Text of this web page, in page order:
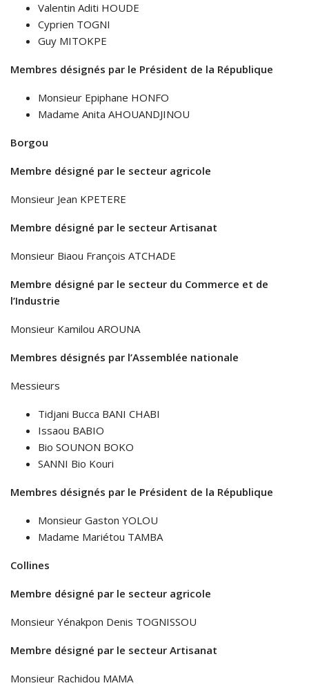
Valentin Aditi HOUDE
Cyprien TOGNI
Guy MITOKPE
Membres désignés par le Président de la République
Monsieur Epiphane HONFO
Madame Anita AHOUANDJINOU
Borgou
Membre désigné par le secteur agricole
Monsieur Jean KPETERE
Membre désigné par le secteur Artisanat
Monsieur Biaou François ATCHADE
Membre désigné par le secteur du Commerce et de
l’Industrie
Monsieur Kamilou AROUNA
Membres désignés par l’Assemblée nationale
Messieurs
Tidjani Bucca BANI CHABI
Issaou BABIO
Bio SOUNON BOKO
SANNI Bio Kouri
Membres désignés par le Président de la République
Monsieur Gaston YOLOU
Madame Mariétou TAMBA
Collines
Membre désigné par le secteur agricole
Monsieur Yénakpon Denis TOGNISSOU
Membre désigné par le secteur Artisanat
Monsieur Rachidou MAMA